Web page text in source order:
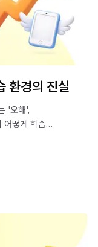
환경의 진실
'오해',
어떻게 학습